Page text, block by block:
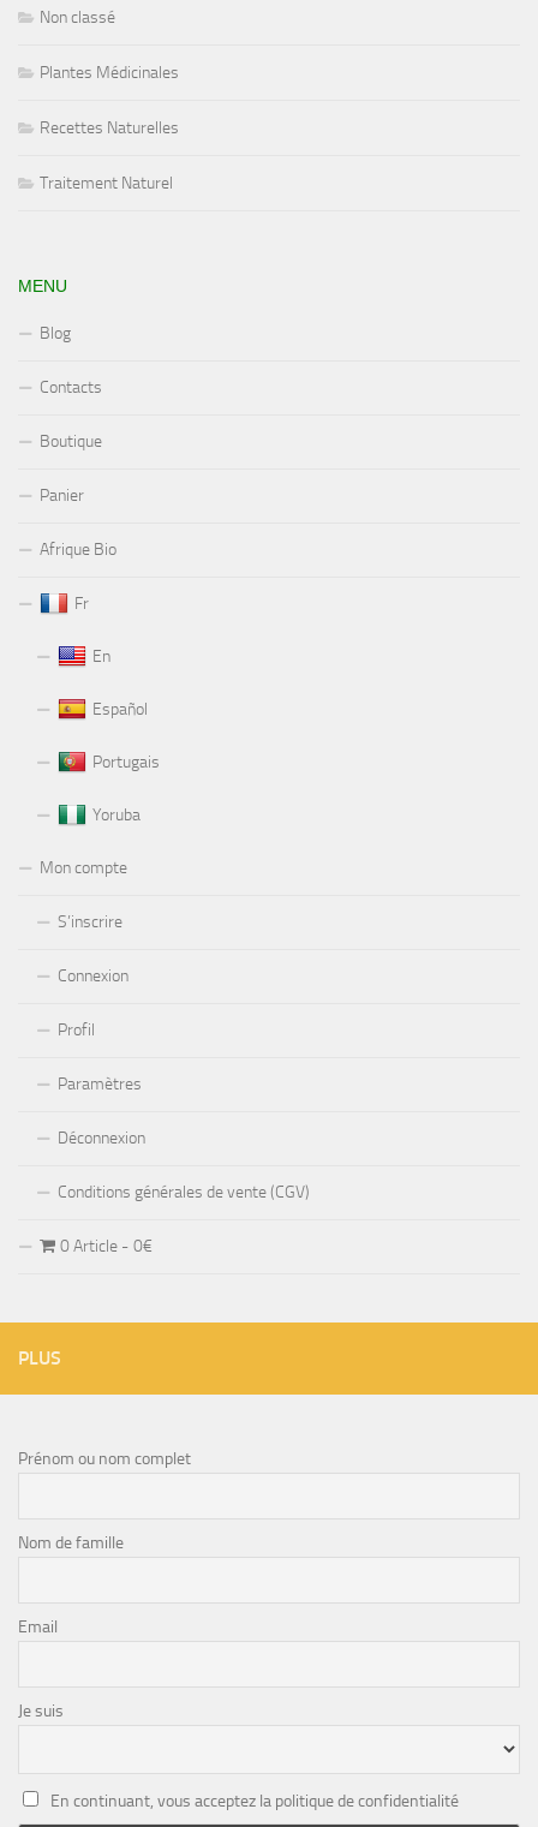
Non classé
Plantes Médicinales
Recettes Naturelles
Traitement Naturel
MENU
Blog
Contacts
Boutique
Panier
Afrique Bio
Fr
En
Español
Portugais
Yoruba
Mon compte
S’inscrire
Connexion
Profil
Paramètres
Déconnexion
Conditions générales de vente (CGV)
0 Article 0€
PLUS
Prénom ou nom complet
Nom de famille
Email
Je suis
En continuant, vous acceptez la politique de confidentialité